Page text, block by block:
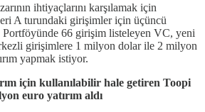
ihtiyaçlarını karşılamak için
A turundaki girişimler için üçüncü
66 girişim listeleyen VC, yeni
girişimlere 1 milyon dolar ile 2 milyon
yapmak istiyor.
için kullanılabilir hale getiren Toopi
euro yatırım aldı